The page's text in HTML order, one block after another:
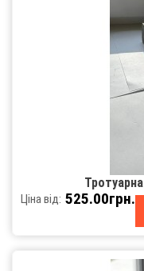
Ціна від: 525.00грн.